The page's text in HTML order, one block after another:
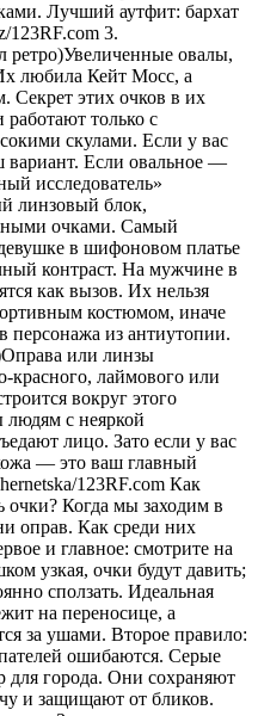
Лучший аутфит: бархат
123RF.com 3.
ретро)Увеличенные овалы,
любила Кейт Мосс, а
Секрет этих очков в их
только с
скулами. Если у вас
вариант. Если овальное —
исследователь»
линзовый блок,
очками. Самый
в шифоновом платье
контраст. На мужчине в
как вызов. Их нельзя
костюмом, иначе
персонажа из антиутопии.
или линзы
красного, лаймового или
вокруг этого
людям с неяркой
лицо. Зато если у вас
— это ваш главный
123RF.com Как
очки? Когда мы заходим в
оправ. Как среди них
и главное: смотрите на
узкая, очки будут давить;
сползать. Идеальная
на переносице, а
за ушами. Второе правило:
ошибаются. Серые
города. Они сохраняют
и защищают от бликов.